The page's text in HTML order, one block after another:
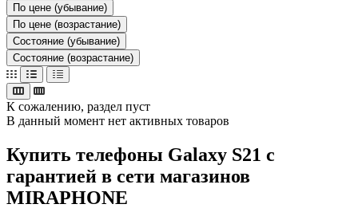
По цене (убывание)
По цене (возрастание)
Состояние (убывание)
Состояние (возрастание)
К сожалению, раздел пуст
В данный момент нет активных товаров
Купить телефоны Galaxy S21 с
гарантией в сети магазинов
MIRAPHONE